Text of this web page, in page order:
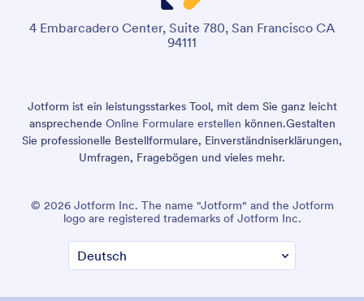
4 Embarcadero Center, Suite 780, San Francisco CA
94111
Jotform ist ein leistungsstarkes Tool, mit dem Sie ganz leicht
ansprechende Online Formulare erstellen können.Gestalten
Sie professionelle Bestellformulare, Einverständniserklärungen,
Umfragen, Fragebögen und vieles mehr.
© 2026 Jotform Inc. The name "Jotform" and the Jotform
logo are registered trademarks of Jotform Inc.